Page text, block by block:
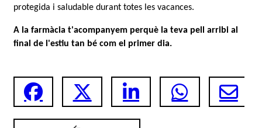
protegida i saludable durant totes les vacances.
A la farmàcia t'acompanyem perquè la teva pell arribi al
final de l'estiu tan bé com el primer dia.